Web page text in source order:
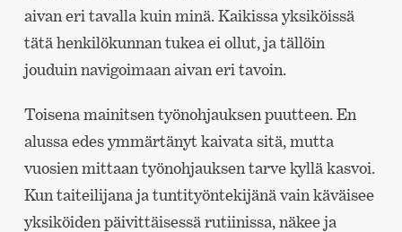
aivan eri tavalla kuin minä. Kaikissa yksiköissä
tätä henkilökunnan tukea ei ollut, ja tällöin
jouduin navigoimaan aivan eri tavoin.
Toisena mainitsen työnohjauksen puutteen. En
alussa edes ymmärtänyt kaivata sitä, mutta
vuosien mittaan työnohjauksen tarve kyllä kasvoi.
Kun taiteilijana ja tuntityöntekijänä vain käväisee
yksiköiden päivittäisessä rutiinissa, näkee ja